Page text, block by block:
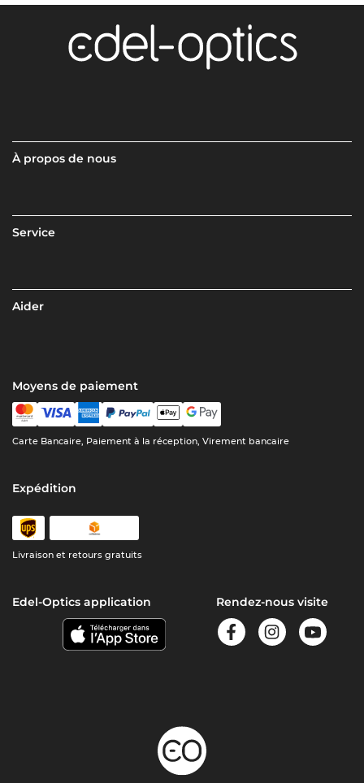
À propos de nous
Service
Aider
Moyens de paiement
Carte Bancaire, Paiement à la réception, Virement bancaire
Expédition
Livraison et retours gratuits
Edel-Optics application Rendez-nous visite